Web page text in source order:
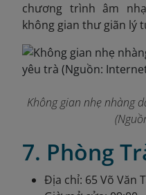
chương trình âm
không gian thư giãn lý
Không gian nhẹ nhàng
7. Phòng
Địa chỉ: 65 Võ Văn